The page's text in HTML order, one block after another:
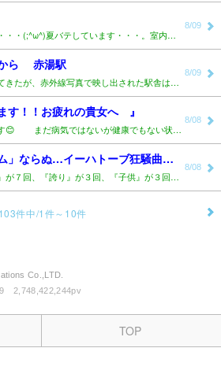
立秋とは名ばかりの暑さつづき・・・(;^ω^)夏バテしています・・・。室内でも熱中症になりますので、..
8/09
から 赤湯駅
これまで荒砥駅と梨郷駅を見てきたが、赤外線写真で映し出された駅舎は存在感が増して、いづれも威風堂々..
8/09
す！！お疲れの貴女へ 』
御覧戴きありがとうごさいます😊 まだ病気ではないが健康でもない状態 何となく不..
8/08
「イーハトーブフォーラム」ならぬ…イーハトーブ狂騒曲～あぁ「悲愴」～そういえば、賢治もベートーベン“..
「わずか数百字の中に『愛』が７回、『誇り』が３回、『子供』が３回。これほど中身のない『お題目』を..
8/08
件中/1件～10件
Co.,LTD.
2,748,422,244pv
TOP